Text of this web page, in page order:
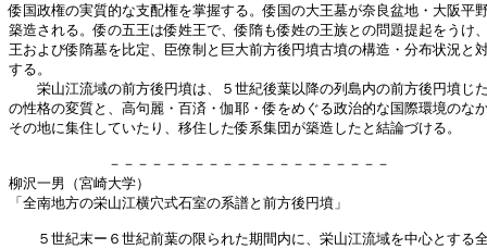
倭国政権の実質的な支配権を掌握する。倭国の大王墓が奈良盆地・大阪平
築造される。倭の五王は倭姓王で、倭隋も倭姓の王族との問題提起をうけ
王および倭隋墓を比定、臣僚制と巨大前方後円墳古墳の構造・分布状況と
する。
栄山江流域の前方後円墳は、５世紀後葉以降の列島内の前方後円墳じ
の性格の変質と、高句麗・百済・伽耶・倭をめぐる政治的な国際環境のな
その地に集住していたり、移住した倭系集団が築造したと結論づける。
－－－－－－－－－－－－－－－－－－－－
柳沢一男（宮崎大学）
「全南地方の栄山江横穴式石室の系譜と前方後円墳」
５世紀末ー６世紀前葉の限られた期間内に、栄山江流域を中心とする